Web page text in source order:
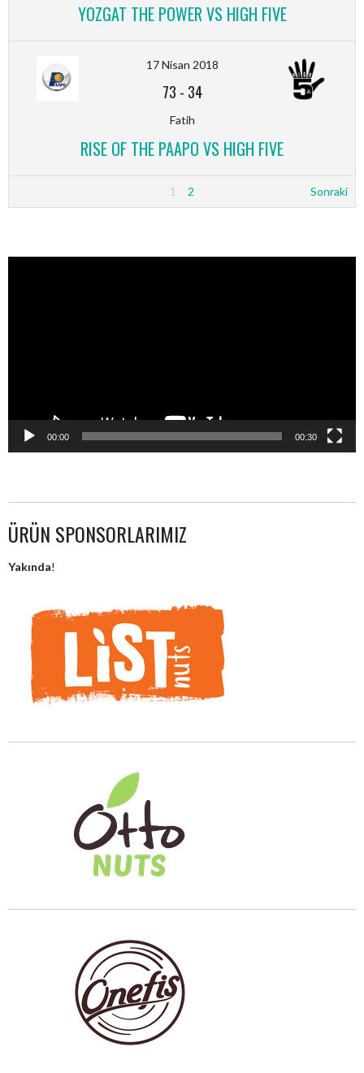
YOZGAT THE POWER VS HIGH FIVE
17 Nisan 2018
73 - 34
Fatih
RISE OF THE PAAPO VS HIGH FIVE
1 2 Sonraki
00:00 00:30
ÜRÜN SPONSORLARIMIZ
Yakında!